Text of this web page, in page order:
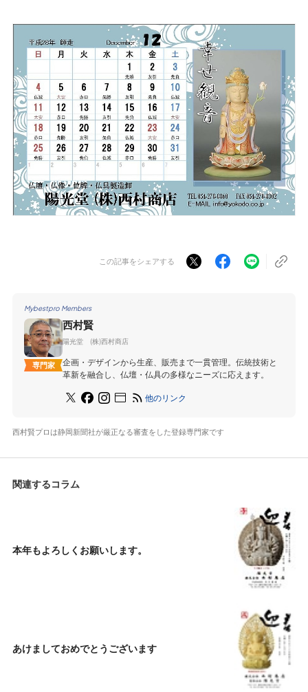
この記事をシェアする
Mybestpro Members
専門家
西村賢
陽光堂 (株)西村商店
企画・デザインから生産、販売まで一貫管理。伝統技術と
革新を融合し、仏壇・仏具の多様なニーズに応えます。
他のリンク
西村賢プロは静岡新聞社が厳正なる審査をした登録専門家です
関連するコラム
本年もよろしくお願いします。
あけましておめでとうございます